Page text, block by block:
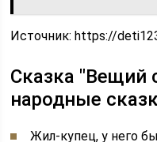
Источник:https://
Сказка "Вещий
народные
Жил-купец, у него